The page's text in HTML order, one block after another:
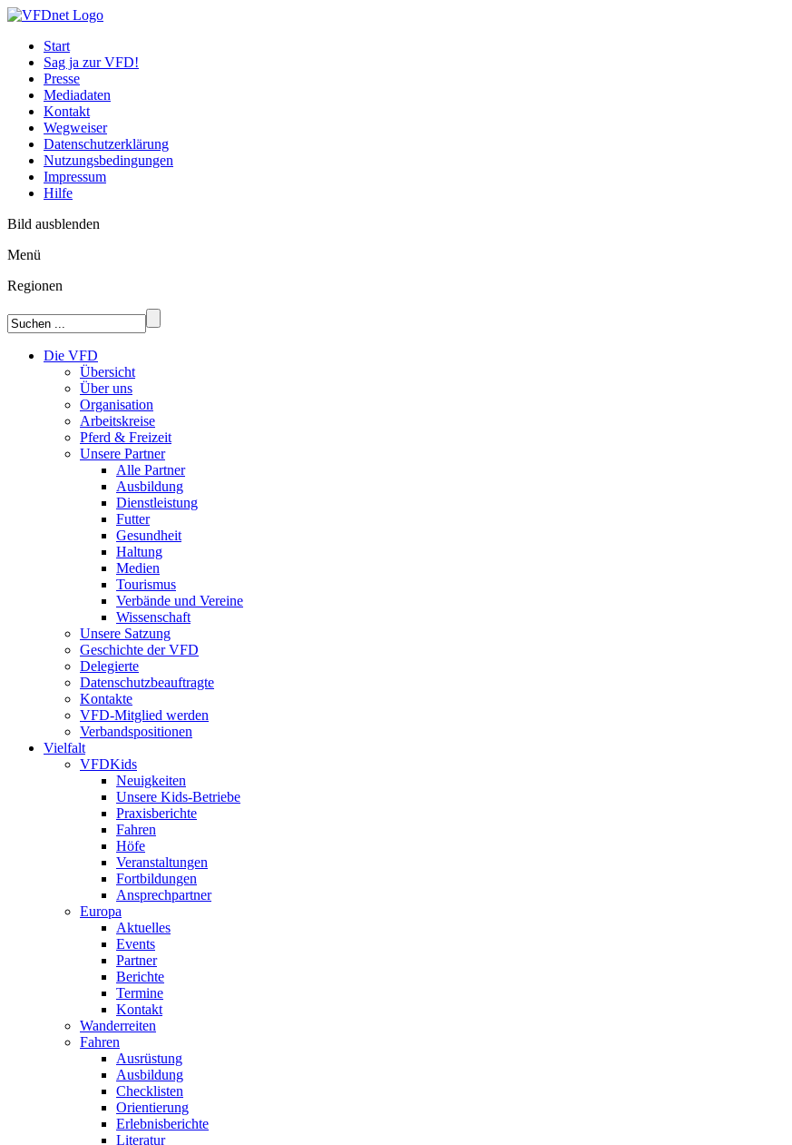
Start
Sag ja zur VFD!
Presse
Mediadaten
Kontakt
Wegweiser
Datenschutzerklärung
Nutzungsbedingungen
Impressum
Hilfe
Bild ausblenden
Menü
Regionen
Die VFD
Übersicht
Über uns
Organisation
Arbeitskreise
Pferd & Freizeit
Unsere Partner
Alle Partner
Ausbildung
Dienstleistung
Futter
Gesundheit
Haltung
Medien
Tourismus
Verbände und Vereine
Wissenschaft
Unsere Satzung
Geschichte der VFD
Delegierte
Datenschutzbeauftragte
Kontakte
VFD-Mitglied werden
Verbandspositionen
Vielfalt
VFDKids
Neuigkeiten
Unsere Kids-Betriebe
Praxisberichte
Fahren
Höfe
Veranstaltungen
Fortbildungen
Ansprechpartner
Europa
Aktuelles
Events
Partner
Berichte
Termine
Kontakt
Wanderreiten
Fahren
Ausrüstung
Ausbildung
Checklisten
Orientierung
Erlebnisberichte
Literatur